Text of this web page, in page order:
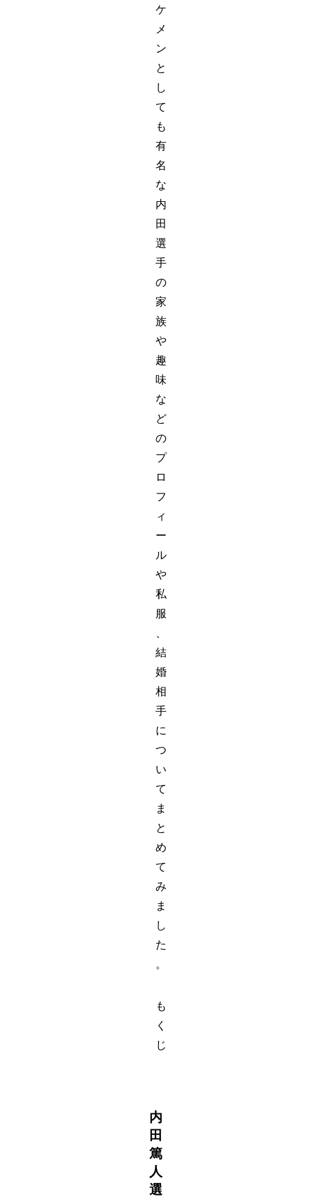
ケ
メ
ン
と
し
て
も
有
名
な
内
田
選
手
の
家
族
や
趣
味
な
ど
の
プ
ロ
フ
ィ
ー
ル
や
私
服
結
婚
相
手
に
つ
い
て
ま
と
め
て
み
ま
し
た
。
も
く
じ
内
田
篤
人
選